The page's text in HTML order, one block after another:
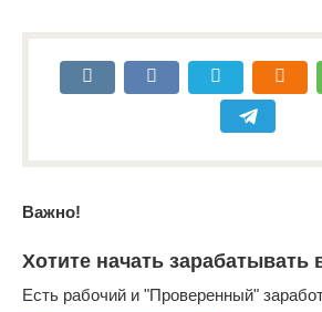
Важно!
Хотите начать зарабатывать
Есть рабочий и "Проверенный"